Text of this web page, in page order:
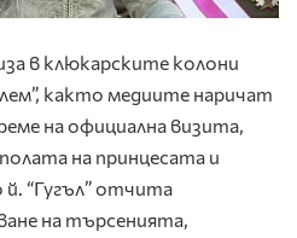
в клюкарските колони
както медиите наричат
на официална визита,
на принцесата и
“Гугъл” отчита
на търсенията,